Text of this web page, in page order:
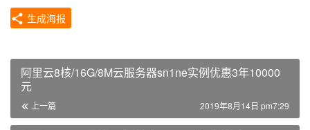
生成海报
阿里云8核/16G/8M云服务器sn1ne实例优惠3年10000
元
上一篇 2019年8月14日 pm7:29